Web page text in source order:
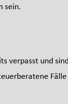
sein.
verpasst und